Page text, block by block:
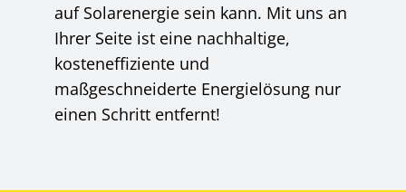
auf Solarenergie sein kann. Mit uns an
Ihrer Seite ist eine nachhaltige,
kosteneffiziente und
maßgeschneiderte Energielösung nur
einen Schritt entfernt!